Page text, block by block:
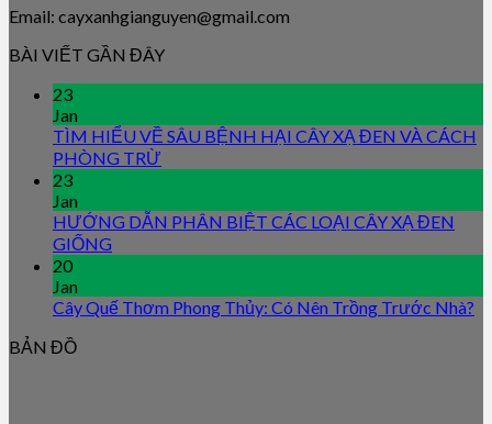
Email: cayxanhgianguyen@gmail.com
BÀI VIẾT GẦN ĐÂY
23
Jan
TÌM HIỂU VỀ SÂU BỆNH HẠI CÂY XẠ ĐEN VÀ CÁCH
PHÒNG TRỪ
23
Jan
HƯỚNG DẪN PHÂN BIỆT CÁC LOẠI CÂY XẠ ĐEN
GIỐNG
20
Jan
Cây Quế Thơm Phong Thủy: Có Nên Trồng Trước Nhà?
BẢN ĐỒ